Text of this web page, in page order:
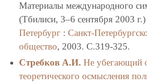
Материалы международного
(Тбилиси, 3–6 сентября 2003 г.)
Петербург: Санкт-
общество, 2003. C.319-325.
Стребков А.И. Не убегающий
теоретического осмысления